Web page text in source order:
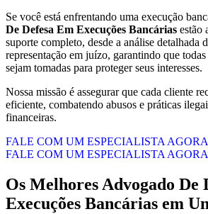
Se você está enfrentando uma execução
De Defesa Em Execuções Bancárias estão
suporte completo, desde a análise detalhada
representação em juízo, garantindo que
sejam tomadas para proteger seus interesses.
Nossa missão é assegurar que cada cliente
eficiente, combatendo abusos e práticas
financeiras.
FALE COM UM ESPECIALISTA AGORA
FALE COM UM ESPECIALISTA AGORA
Os Melhores Advogado De
Execuções Bancárias em